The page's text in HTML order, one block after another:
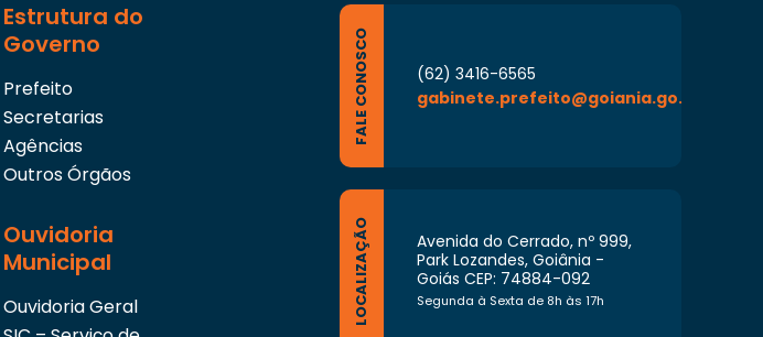
Estrutura do
Governo
Prefeito
Secretarias
Agências
Outros Órgãos
Ouvidoria
Municipal
Ouvidoria Geral
FALE CONOSCO
(62) 3416-6565
gabinete.prefeito@goiania.go.gov.br
LOCALIZAÇÃO
Avenida do Cerrado, nº 999,
Park Lozandes, Goiânia -
Goiás CEP: 74884-092
Segunda à Sexta de 8h às 17h